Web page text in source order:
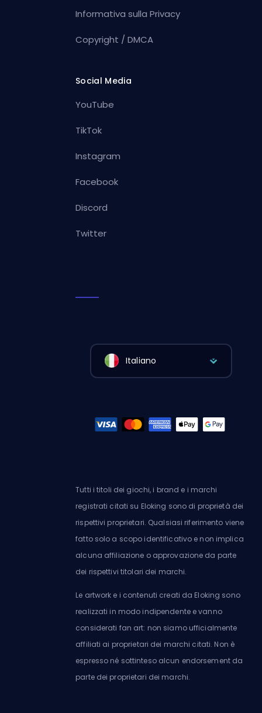
Informativa sulla Privacy
Copyright / DMCA
Social Media
YouTube
TikTok
Instagram
Facebook
Discord
Twitter
Italiano
Tutti i titoli dei giochi, i brand e i marchi
registrati citati su Eloking sono di proprietà dei
rispettivi proprietari. Qualsiasi riferimento viene
fatto solo a scopo identificativo e non implica
alcuna affiliazione o approvazione da parte
dei rispettivi titolari dei marchi.
Le artwork e i contenuti creati da Eloking sono
realizzati in modo indipendente e vanno
considerati fan art: non siamo ufficialmente
affiliati ai proprietari dei marchi citati. Non è
espresso né sottinteso alcun endorsement da
parte dei proprietari dei marchi.